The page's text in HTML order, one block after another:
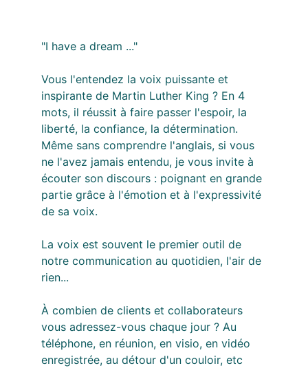
"I have a dream ..."
Vous l'entendez la voix puissante et
inspirante de Martin Luther King ? En 4
mots, il réussit à faire passer l'espoir, la
liberté, la confiance, la détermination.
Même sans comprendre l'anglais, si vous
ne l'avez jamais entendu, je vous invite à
écouter son discours : poignant en grande
partie grâce à l'émotion et à l'expressivité
de sa voix.
La voix est souvent le premier outil de
notre communication au quotidien, l'air de
rien...
À combien de clients et collaborateurs
vous adressez-vous chaque jour ? Au
téléphone, en réunion, en visio, en vidéo
enregistrée, au détour d'un couloir, etc